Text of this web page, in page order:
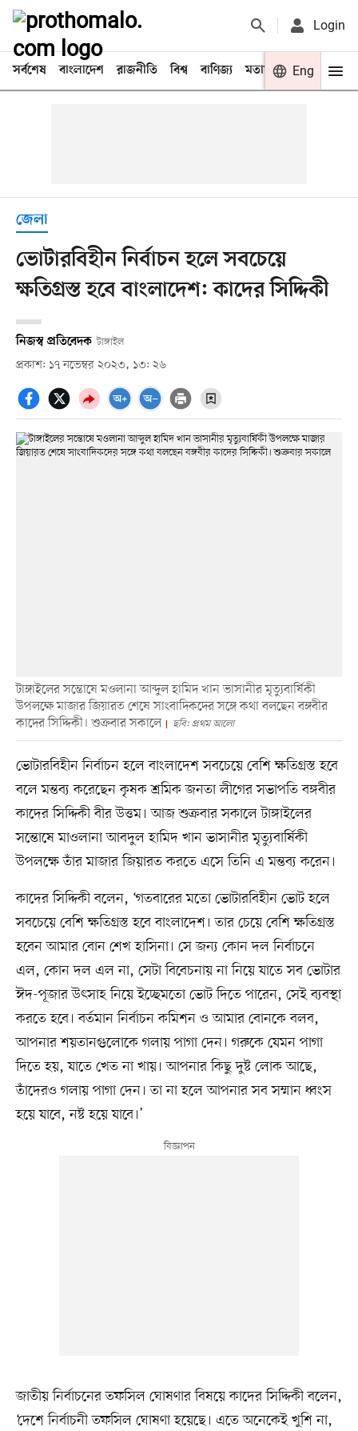
Login
সর্বশেষ বাংলাদেশ রাজনীতি বিশ্ব বাণিজ্য মতামত খেলা
Eng
জেলা
ভোটারবিহীন নির্বাচন হলে সবচেয়ে
ক্ষতিগ্রস্ত হবে বাংলাদেশ: কাদের সিদ্দিকী
নিজস্ব প্রতিবেদক টাঙ্গাইল
প্রকাশ: ১৭ নভেম্বর ২০২৩, ১৩: ২৬
টাঙ্গাইলের সন্তোষে মওলানা আব্দুল হামিদ খান ভাসানীর মৃত্যুবার্ষিকী
উপলক্ষে মাজার জিয়ারত শেষে সাংবাদিকদের সঙ্গে কথা বলছেন বঙ্গবীর
কাদের সিদ্দিকী। শুক্রবার সকালে
ছবি: প্রথম আলো
ভোটারবিহীন নির্বাচন হলে বাংলাদেশ সবচেয়ে বেশি ক্ষতিগ্রস্ত হবে
বলে মন্তব্য করেছেন কৃষক শ্রমিক জনতা লীগের সভাপতি বঙ্গবীর
কাদের সিদ্দিকী বীর উত্তম। আজ শুক্রবার সকালে টাঙ্গাইলের
সন্তোষে মাওলানা আবদুল হামিদ খান ভাসানীর মৃত্যুবার্ষিকী
উপলক্ষে তাঁর মাজার জিয়ারত করতে এসে তিনি এ মন্তব্য করেন।
কাদের সিদ্দিকী বলেন, ‘গতবারের মতো ভোটারবিহীন ভোট হলে
সবচেয়ে বেশি ক্ষতিগ্রস্ত হবে বাংলাদেশ। তার চেয়ে বেশি ক্ষতিগ্রস্ত
হবেন আমার বোন শেখ হাসিনা। সে জন্য কোন দল নির্বাচনে
এল, কোন দল এল না, সেটা বিবেচনায় না নিয়ে যাতে সব ভোটার
ঈদ-পূজার উৎসাহ নিয়ে ইচ্ছেমতো ভোট দিতে পারেন, সেই ব্যবস্থা
করতে হবে। বর্তমান নির্বাচন কমিশন ও আমার বোনকে বলব,
আপনার শয়তানগুলোকে গলায় পাগা দেন। গরুকে যেমন পাগা
দিতে হয়, যাতে খেত না খায়। আপনার কিছু দুষ্ট লোক আছে,
তাঁদেরও গলায় পাগা দেন। তা না হলে আপনার সব সম্মান ধ্বংস
হয়ে যাবে, নষ্ট হয়ে যাবে।’
জাতীয় নির্বাচনের তফসিল ঘোষণার বিষয়ে কাদের সিদ্দিকী বলেন,
‘দেশে নির্বাচনী তফসিল ঘোষণা হয়েছে। এতে অনেকেই খুশি না,